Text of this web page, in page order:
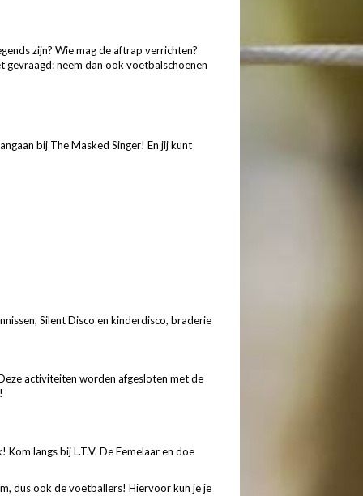
zijn? Wie mag de aftrap verrichten?
gevraagd: neem dan ook voetbalschoenen
bij The Masked Singer! En jij kunt
Silent Disco en kinderdisco, braderie
activiteiten worden afgesloten met de
langs bij L.T.V. De Eemelaar en doe
dus ook de voetballers! Hiervoor kun je je